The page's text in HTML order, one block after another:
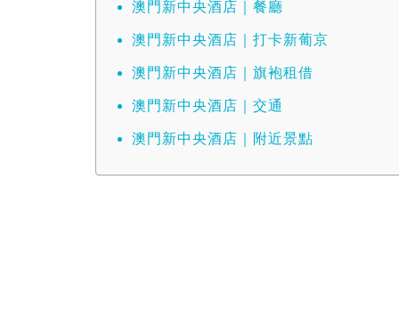
澳門新中央酒店｜餐廳
澳門新中央酒店｜打卡新葡京
澳門新中央酒店｜旗袍租借
澳門新中央酒店｜交通
澳門新中央酒店｜附近景點